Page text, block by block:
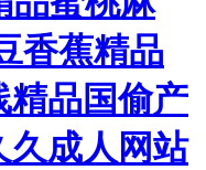
香蕉精品
精品国偷产
久成人网站